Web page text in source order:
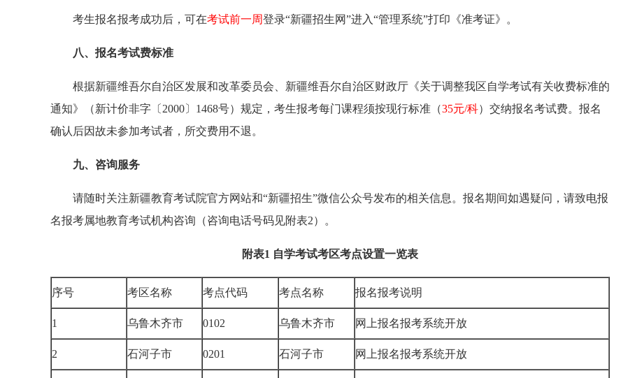
考生报名报考成功后，可在考试前一周登录“新疆招生网”进入“管理系统”打印《准考证》。
八、报名考试费标准
根据新疆维吾尔自治区发展和改革委员会、新疆维吾尔自治区财政厅《关于调整我区自学考试有关收费标准的
通知》（新计价非字〔2000〕1468号）规定，考生报考每门课程须按现行标准（35元/科）交纳报名考试费。报名
确认后因故未参加考试者，所交费用不退。
九、咨询服务
请随时关注新疆教育考试院官方网站和“新疆招生”微信公众号发布的相关信息。报名期间如遇疑问，请致电报
名报考属地教育考试机构咨询（咨询电话号码见附表2）。
附表1 自学考试考区考点设置一览表
序号 考区名称 考点代码 考点名称 报名报考说明
1 乌鲁木齐市 0102 乌鲁木齐市 网上报名报考系统开放
2 石河子市 0201 石河子市 网上报名报考系统开放